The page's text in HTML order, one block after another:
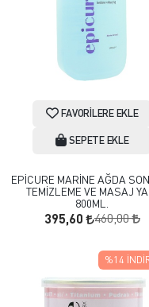
FAVORILERE EKLE
SEPETE EKLE
EPİCURE MARİNE AĞDA
TEMİZLEME VE MASAJ
800ML.
395,60 460,00
%14